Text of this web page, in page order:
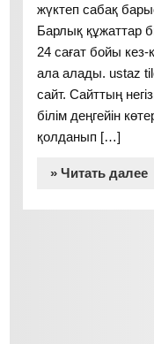
жүктеп сабақ
Барлық құжаттар
24 сағат бойы кез-
ала алады. ustaz
сайт. Сайттың
білім деңгейін
қолданып […]
» Читать далее